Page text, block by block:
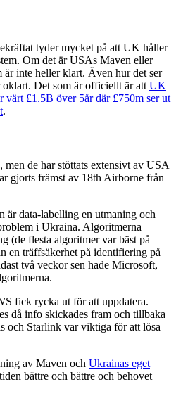
tyder mycket på att UK håller
Om det är USAs Maven eller
är inte heller klart. Även hur det ser
Det som är officiellt är att UK
värt £1.5B över 5år där £750m ser ut
.
de har stöttats extensivt av USA
gjorts främst av 18th Airborne från
är data-labelling en utmaning och
i Ukraina. Algoritmerna
(de flesta algoritmer var bäst på
en träffsäkerhet på identifiering på
två veckor sen hade Microsoft,
fick rycka ut för att uppdatera.
då info skickades fram och tillbaka
och Starlink var viktiga för att lösa
av Maven och Ukrainas eget
bättre och bättre och behovet